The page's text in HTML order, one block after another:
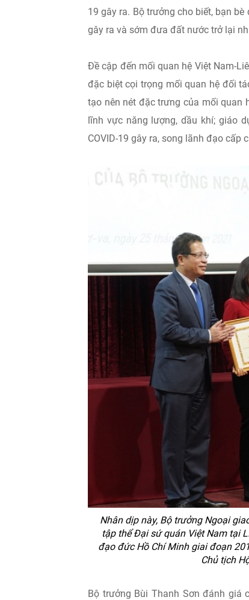
19 gây ra. Bộ trưởng cho biết, bạn
gây ra và sớm đưa đất nước trở lại
Đề cập đến mối quan hệ Việt Nam-
đặc biệt cọi trọng mối quan hệ đối
tạo nên nét đặc trưng của mối quan
lĩnh vực năng lượng, dầu khí; giáo
COVID-19 gây ra, song lãnh đạo
Nhân dịp này, Bộ trưởng Ngoại
tập thể Đại sứ quán Việt Nam tại
đạo đức Hồ Chí Minh giai đoạn
Chủ tịch
Bộ trưởng Bùi Thanh Sơn đánh